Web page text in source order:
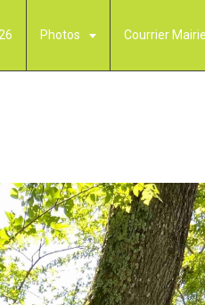
Photos Courrier